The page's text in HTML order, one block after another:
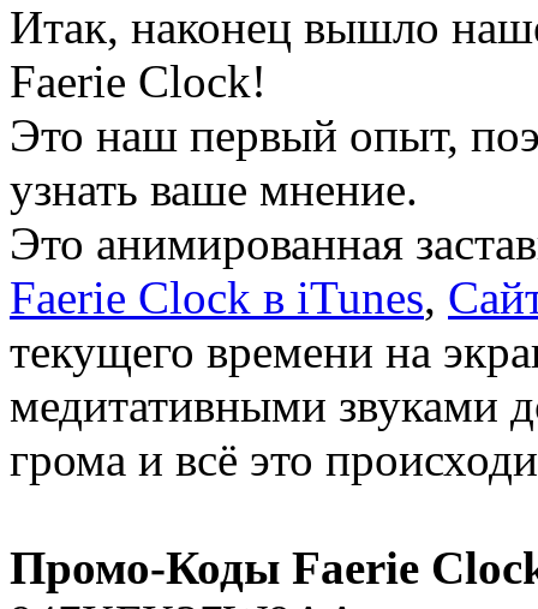
Итак, наконец вышло
Faerie Clock!
Это наш первый опыт,
узнать ваше мнение.
Это анимированная
Faerie Clock в iTunes,
текущего времени на
медитативными звуками
грома и всё это
Промо-Коды Faerie